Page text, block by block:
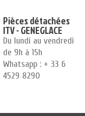
Pièces détachées
ITV - GENEGLACE
Du lundi au vendredi
de 9h à 15h
Whatsapp : + 33 6
4529 8290